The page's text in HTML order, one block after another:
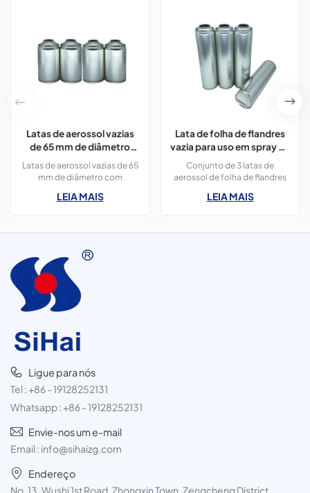
Latas de aerossol vazias
de 65 mm de diâmetro
com impressão em cores
CMYK, 300 ml, para tinta
Latas de aerossol vazias de 65
mm de diâmetro com
400 ml, para tinta spray,
LEIA MAIS
Lata de folha de flandres
vazia para uso em spray de
aerossol de espuma de
barbear.
Conjunto de 3 latas de
aerossol de folha de flandres
geralmente utilizadas para
LEIA MAIS
Ligue para nós
Tel :+86 - 19128252131
Whatsapp :+86 - 19128252131
Envie-nos um e-mail
Email : info@sihaizg.com
Endereço
No. 13, Wushi 1st Road, Zhongxin Town, Zengcheng District,